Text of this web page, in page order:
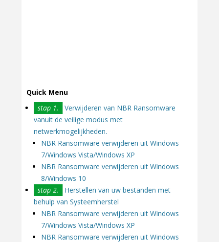
Quick Menu
stap 1.
Verwijderen van NBR Ransomware
vanuit de veilige modus met
netwerkmogelijkheden.
NBR Ransomware verwijderen uit Windows
7/Windows Vista/Windows XP
NBR Ransomware verwijderen uit Windows
8/Windows 10
stap 2.
Herstellen van uw bestanden met
behulp van Systeemherstel
NBR Ransomware verwijderen uit Windows
7/Windows Vista/Windows XP
NBR Ransomware verwijderen uit Windows